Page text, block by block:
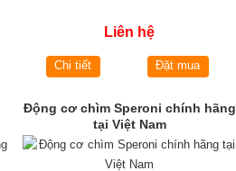
Liên hệ
Chi tiết Đặt mua
Động cơ chìm Speroni chính hãng
tại Việt Nam